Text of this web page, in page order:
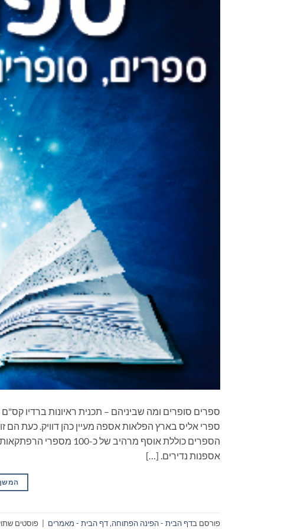
ספרי אליס בארץ הפלאות אספה מעיין כהן דוויק. כעת הם
הספרים כוללת אוסף
אספנות נדירים. […]
פורסם בדף הבית - הפינה הפתוחה,דף הבית - מאמרים פוסטים